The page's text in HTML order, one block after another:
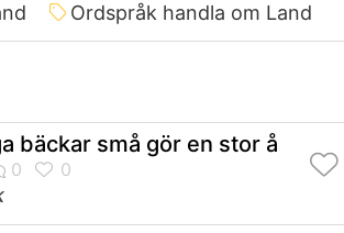
Ordspråk handla om Land
bäckar små gör en stor å